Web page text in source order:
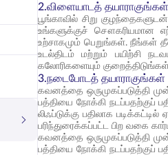
2.விளையாடத் தயாராகுங்கள்
பூங்காவில் சிறு
உங்களுக்குச் சௌகரியமான
உற்சாகமும் பெறுங்கள். நீங்கள்
உடல்திடம் மற்றும் பயிற்சி
கலோரிகளையும்
3.நடைபோடத் தயாராகுங்கள்
கவனத்தை ஒருமுகப்படுத்தி
பத்தியை நோக்கி நடப்பதற்குப்
லிஃப்டுக்கு பதிலாக
பரிந்துரைக்கப்பட்ட பிற வகை
கவனத்தை ஒருமுகப்படுத்தி
பத்தியை நோக்கி நடப்பதற்குப்